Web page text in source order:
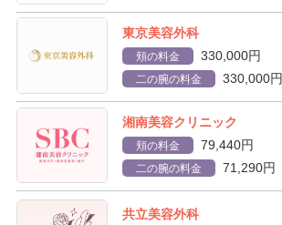
東京美容外科
頬の料金 330,000円
二の腕の料金 330,000円
湘南美容クリニック
頬の料金 79,440円
二の腕の料金 71,290円
共立美容外科